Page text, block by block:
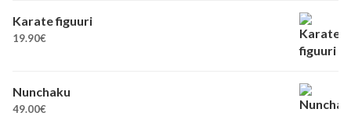
Karate figuuri
19.90€
Nunchaku
49.00€